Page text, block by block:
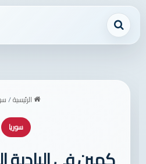
بحث عن
الرئيسية/
سوريا